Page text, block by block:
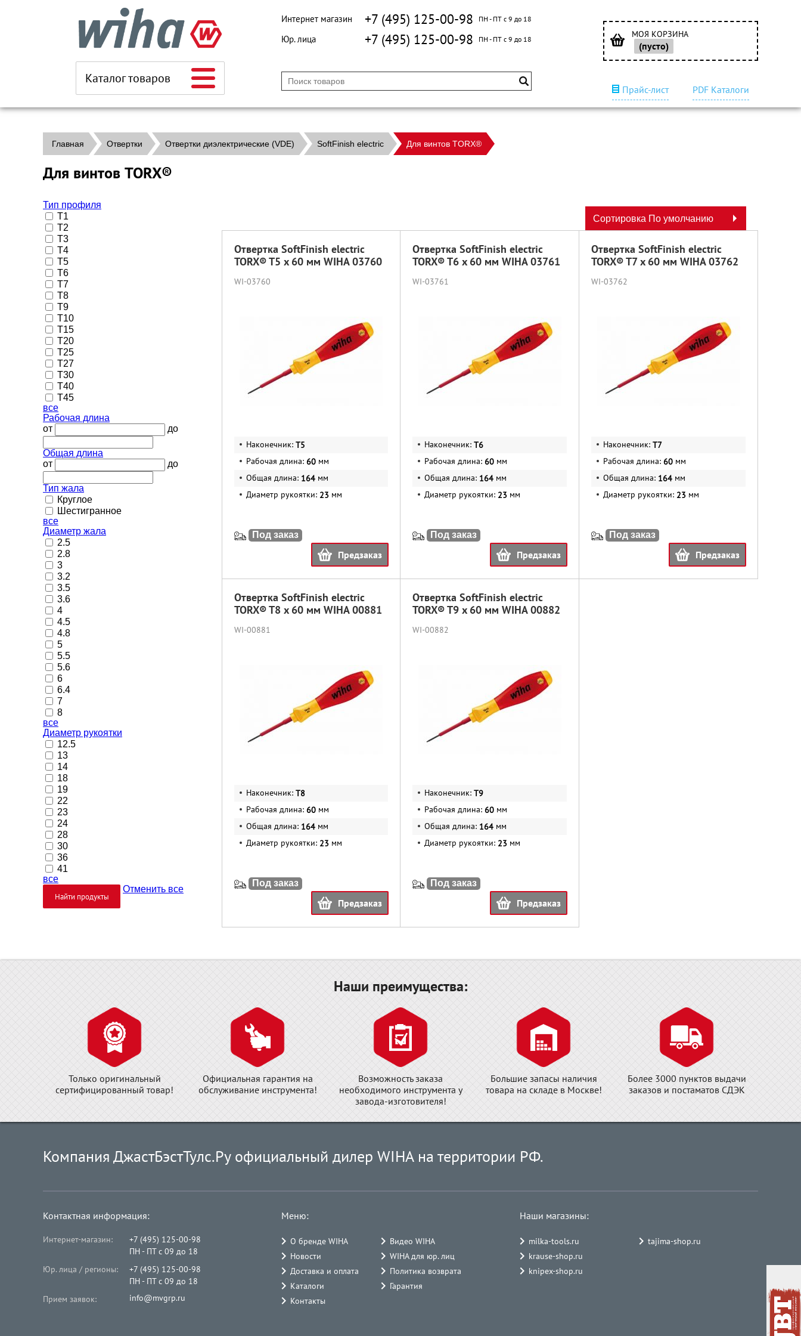
Каталог товаров
Интернет магазин +7 (495) 125-00-98 ПН - ПТ с 9 до 18
Юр. лица +7 (495) 125-00-98 ПН - ПТ с 9 до 18 МОЯ КОРЗИНА
(пусто)
Прайс-лист PDF Каталоги
Главная Отвертки Отвертки диэлектрические (VDE) SoftFinish electric Для винтов TORX®
Для винтов TORX®
Тип профиля
T1
T2
T3
T4
T5
T6
T7
T8
T9
T10
T15
T20
T25
T27
T30
T40
T45
все
Рабочая длина
от
до
Общая длина
от
до
Тип жала
Круглое
Шестигранное
все
Диаметр жала
2.5
2.8
3
3.2
3.5
3.6
4
4.5
4.8
5
5.5
5.6
6
6.4
7
8
все
Диаметр рукоятки
12.5
13
14
18
19
22
23
24
28
30
36
41
все
Найти продукты
Отменить все
Сортировка По умолчанию
Отвертка SoftFinish electric
TORX® T5 x 60 мм WIHA 03760
WI-03760
Наконечник: T5
Рабочая длина: 60 мм
Общая длина: 164 мм
Диаметр рукоятки: 23 мм
Под заказ
Предзаказ
Отвертка SoftFinish electric
TORX® T6 x 60 мм WIHA 03761
WI-03761
Наконечник: T6
Рабочая длина: 60 мм
Общая длина: 164 мм
Диаметр рукоятки: 23 мм
Под заказ
Предзаказ
Отвертка SoftFinish electric
TORX® T7 x 60 мм WIHA 03762
WI-03762
Наконечник: T7
Рабочая длина: 60 мм
Общая длина: 164 мм
Диаметр рукоятки: 23 мм
Под заказ
Предзаказ
Отвертка SoftFinish electric
TORX® T8 x 60 мм WIHA 00881
WI-00881
Наконечник: T8
Рабочая длина: 60 мм
Общая длина: 164 мм
Диаметр рукоятки: 23 мм
Под заказ
Предзаказ
Отвертка SoftFinish electric
TORX® T9 x 60 мм WIHA 00882
WI-00882
Наконечник: T9
Рабочая длина: 60 мм
Общая длина: 164 мм
Диаметр рукоятки: 23 мм
Под заказ
Предзаказ
Наши преимущества:
Только оригинальный
сертифицированный товар!
Официальная гарантия на
обслуживание инструмента!
Возможность заказа
необходимого инструмента у
завода-изготовителя!
Большие запасы наличия
товара на складе в Москве!
Более 3000 пунктов выдачи
заказов и постаматов СДЭК
Компания ДжастБэстТулс.Ру официальный дилер WIHA на территории РФ.
Контактная информация:
Интернет-магазин:
+7 (495) 125-00-98
ПН - ПТ с 09 до 18
Юр. лица / регионы:
+7 (495) 125-00-98
ПН - ПТ с 09 до 18
Прием заявок:
info@mvgrp.ru
Меню:
О бренде WIHA
Новости
Доставка и оплата
Каталоги
Контакты
Видео WIHA
WIHA для юр. лиц
Политика возврата
Гарантия
Наши магазины:
milka-tools.ru
krause-shop.ru
knipex-shop.ru
tajima-shop.ru